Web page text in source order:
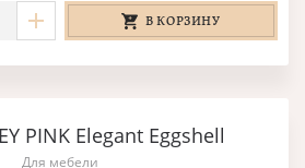
В КОРЗИНУ
PINK Elegant Eggshell
Для мебели